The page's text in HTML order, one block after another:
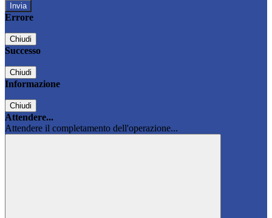
Errore
Chiudi
Successo
Chiudi
Informazione
Chiudi
Attendere...
Attendere il completamento dell'operazione...